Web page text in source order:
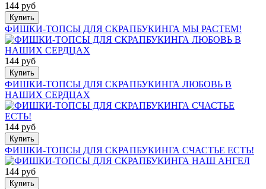
144 руб
Купить
ФИШКИ-ТОПСЫ ДЛЯ СКРАПБУКИНГА МЫ РАСТЕМ!
144 руб
Купить
ФИШКИ-ТОПСЫ ДЛЯ СКРАПБУКИНГА ЛЮБОВЬ В
НАШИХ СЕРДЦАХ
144 руб
Купить
ФИШКИ-ТОПСЫ ДЛЯ СКРАПБУКИНГА СЧАСТЬЕ ЕСТЬ!
144 руб
Купить